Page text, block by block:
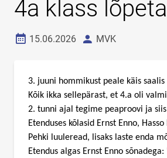
4a klass
Loomise kuupäev
15.06.2026 autorMVK
3. juuni hommikust peale käis
Kõik ikka sellepärast, et 4.a oli
2. tunni ajal tegime peaproovi ja
Etenduses kõlasid Ernst Enno,
Pehki luuleread, lisaks laste enda
Etendus algas Ernst Enno